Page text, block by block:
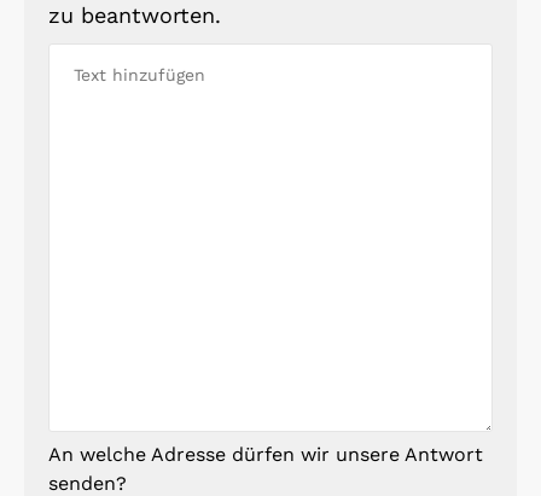
zu beantworten.
An welche Adresse dürfen wir unsere Antwort
senden?